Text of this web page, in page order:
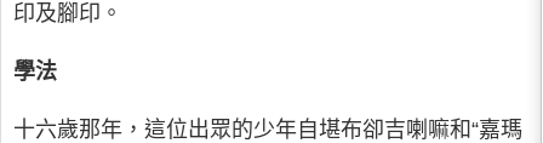
印及腳印。
學法
十六歲那年，這位出眾的少年自堪布卻吉喇嘛和“嘉瑪